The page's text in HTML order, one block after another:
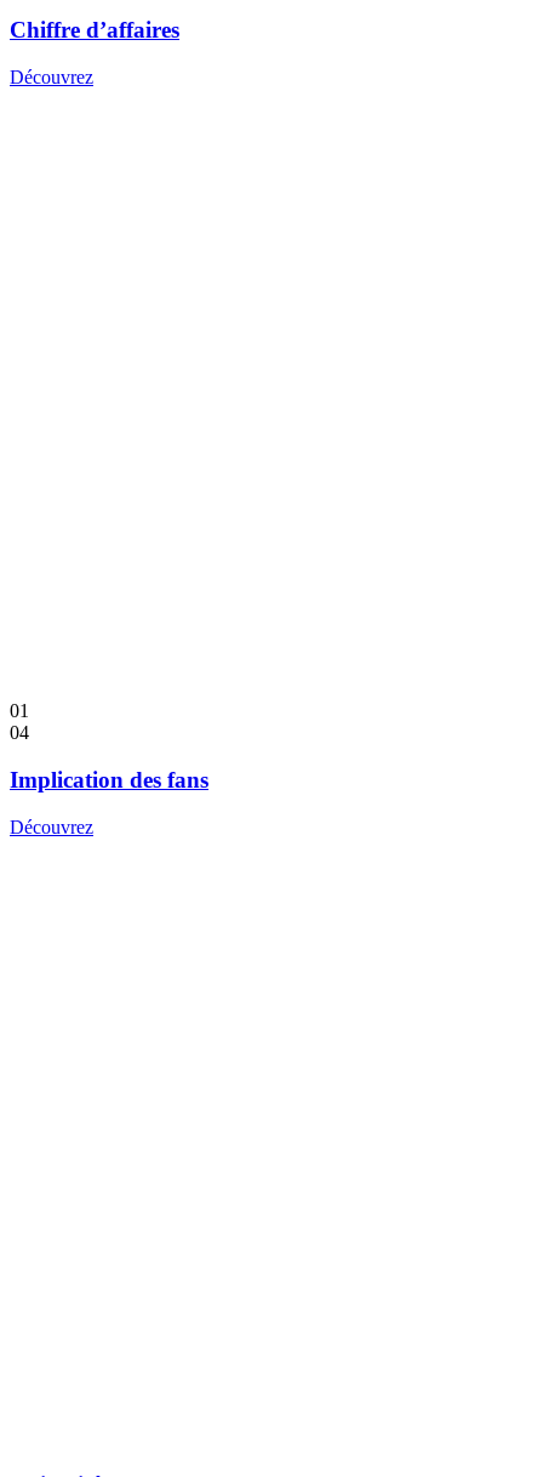
Chiffre d’affaires
Découvrez
01
04
Implication des fans
Découvrez